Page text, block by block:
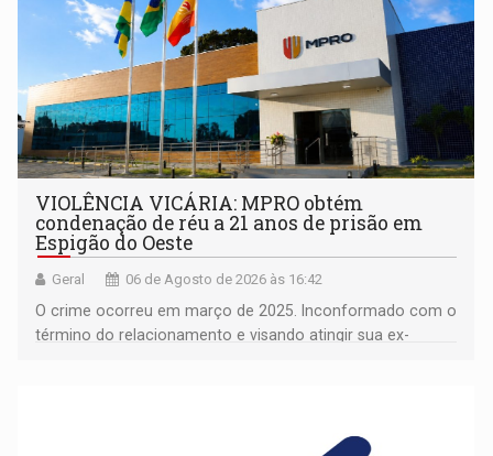
VIOLÊNCIA VICÁRIA: MPRO obtém
condenação de réu a 21 anos de prisão em
Espigão do Oeste
Geral 06 de Agosto de 2026 às 16:42
O crime ocorreu em março de 2025. Inconformado com o
término do relacionamento e visando atingir sua ex-